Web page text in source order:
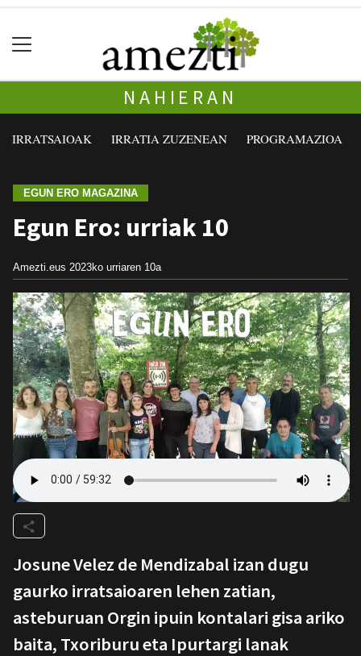
NAHIERAN
IRRATSAIOAK IRRATIA ZUZENEAN PROGRAMAZIOA
EGUN ERO MAGAZINA
Egun Ero: urriak 10
Amezti.eus 2023ko urriaren 10a
Josune Velez de Mendizabal izan dugu
gaurko irratsaioaren lehen zatian,
asteburuan Orgin ipuin kontalari gisa ariko
baita, Txoriburu eta Ipurtargi lanak